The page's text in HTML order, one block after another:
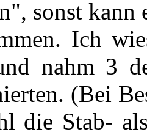
sonst kann
Ich
nahm 3
(Bei
die Stab-